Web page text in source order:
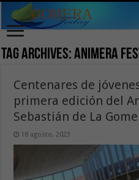
Tag Archives:Animera
Centenares de
primera edición del
Sebastián de La
18 agosto, 2023